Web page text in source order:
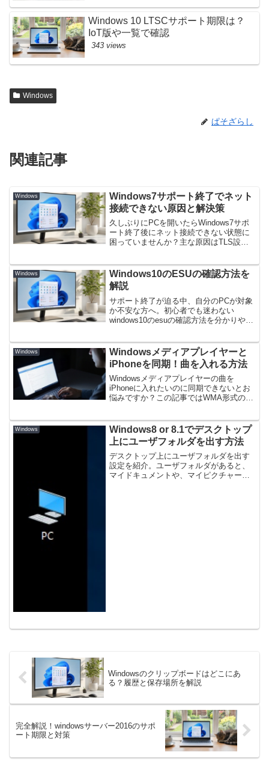
Windows 10 LTSCサポート期限は？
IoT版や一覧で確認
343 views
Windows
ぱそざらし
関連記事
Windows
Windows7サポート終了でネット
接続できない原因と解決策
久しぶりにPCを開いたらWindows7サポ
ート終了後にネット接続できない状態に
困っていませんか？主な原因はTLS設定
ない症状を改善するパッチ適用順序やレ
ジストリ設定の手順を詳しく解説しま
す。
Windows
Windows10のESUの確認方法を
解説
サポート終了が迫る中、自分のPCが対象
か不安な方へ。初心者でも迷わない
windows10のesuの確認方法を分かりやす
windows10のesuの確認方法を知って、安
全に使い続ける準備を一緒に始めましょ
う。
Windows
Windowsメディアプレイヤーと
iPhoneを同期！曲を入れる方法
Windowsメディアプレイヤーの曲を
iPhoneに入れたいのに同期できないとお
悩みですか？この記事ではWMA形式の変
連携方法、iTunesを使わずに転送する裏
技まで徹底解説します。認識しないトラ
ブルも解決して、今すぐ快適に音楽を楽
しみましょう。
Windows
Windows8 or 8.1でデスクトップ
上にユーザフォルダを出す方法
デスクトップ上にユーザフォルダを出す
設定を紹介。ユーザフォルダがあると、
マイドキュメントや、マイピクチャー、
Windowsのクリップボードはどこにあ
る？履歴と保存場所を解説
完全解説！windowsサーバー2016のサポ
ート期限と対策